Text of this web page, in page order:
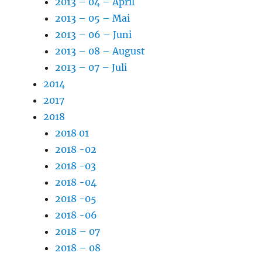
2013 – 05 – Mai
2013 – 06 – Juni
2013 – 08 – August
2013 – 07 – Juli
2014
2017
2018
2018 01
2018 -02
2018 -03
2018 -04
2018 -05
2018 -06
2018 – 07
2018 – 08